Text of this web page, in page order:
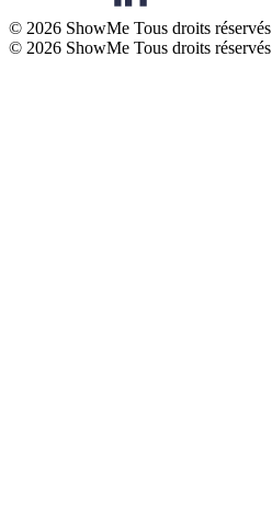
© 2026 ShowMe Tous droits réservés
© 2026 ShowMe Tous droits réservés